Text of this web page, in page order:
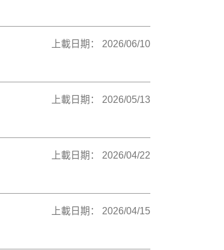
上載日期： 2026/06/10
上載日期： 2026/05/13
上載日期： 2026/04/22
上載日期： 2026/04/15